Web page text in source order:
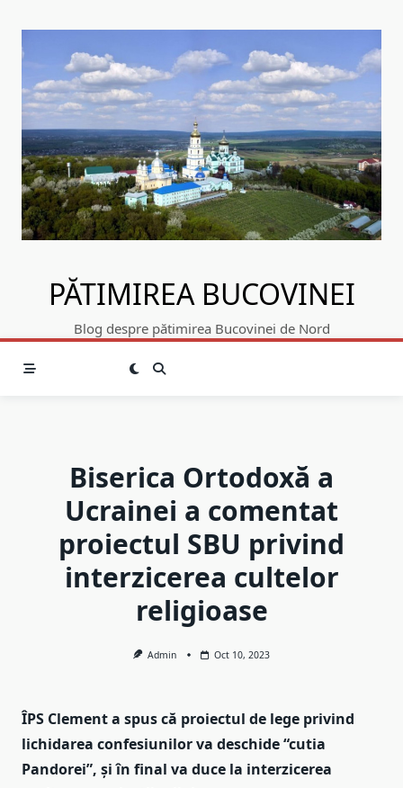
content
PĂTIMIREA BUCOVINEI
Blog despre pătimirea Bucovinei de Nord
Biserica Ortodoxă a
Ucrainei a comentat
proiectul SBU privind
interzicerea cultelor
religioase
Admin Oct 10, 2023
ÎPS Clement a spus că proiectul de lege privind
lichidarea confesiunilor va deschide “cutia
Pandorei”, și în final va duce la interzicerea